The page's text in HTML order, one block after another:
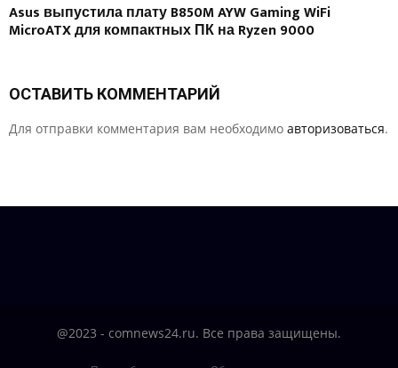
Asus выпустила плату B850M AYW Gaming WiFi
MicroATX для компактных ПК на Ryzen 9000
ОСТАВИТЬ КОММЕНТАРИЙ
Для отправки комментария вам необходимо авторизоваться.
@2023 - comnews24.ru. Все права защищены.